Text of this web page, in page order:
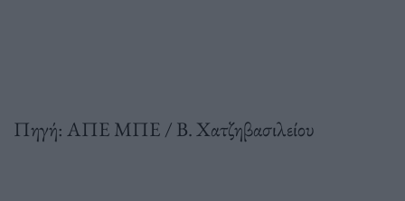
Πηγή: ΑΠΕ ΜΠΕ / Β. Χατζηβασιλείου